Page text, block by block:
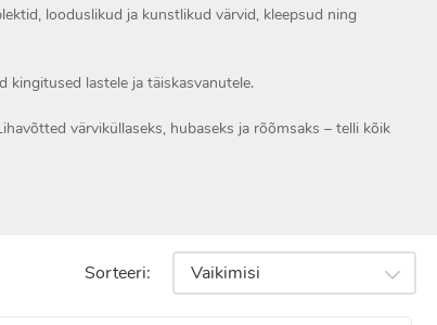
looduslikud ja kunstlikud värvid, kleepsud ning
kingitused lastele ja täiskasvanutele.
värviküllaseks, hubaseks ja rõõmsaks – telli kõik
Sorteeri: Vaikimisi